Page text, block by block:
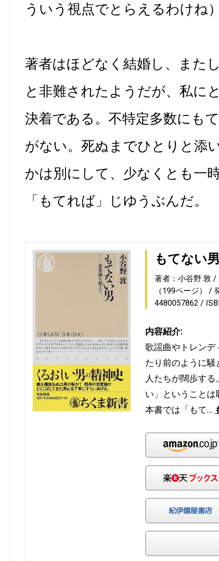
ういう視点でとらえるわけね
著者はほどなく結婚し、また
と非難されたようだが、私に
決着である。不特定多数にも
がない。死ぬまでひとりと添
かは別にして、少なくとも一
「もてれば」じゆうぶんだ。
もてない
著者：小谷野 敦
（199ページ）
4480057862
内容紹介:
歌謡曲やトレンデ
たり前のように
人たちが闊歩す
い」ということは
本書では「もて…